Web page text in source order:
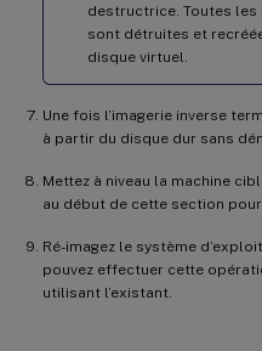
destructrice. Toutes
sont détruites et
disque virtuel.
Une fois l’imagerie inverse
à partir du disque dur sans
Mettez à niveau la machine
au début de cette section
Ré-imagez le système
pouvez effectuer cette
utilisant l’existant.